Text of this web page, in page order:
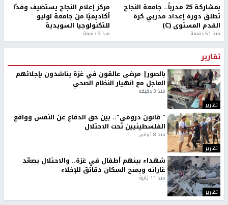
بمشاركة 25 مدرباً.. جامعة النجاح
تطلق دورة إعداد مدربي كرة
القدم المستوى (C)
منذ 51 دقيقة
مركز إعلام النجاح يستضيف وفدًا
أكاديميًا من جامعة لوليو
للتكنولوجيا السويدية
منذ 9 دقيقة
تقارير
تقارير
بالصور| مرضى عالقون في غزة يناشدون بإجلائهم
العاجل مع انهيار النظام الصحي
منذ 3 دقيقة
تقارير
" قانون درومي".. بين حق الدفاع عن النفس وواقع
الفلسطينيين تحت الاحتلال
منذ 8 ثواني
تقارير
شهداء بينهم أطفال في غزة.. والاحتلال يصعّد
غاراته ويمنح السكان دقائق للإخلاء
منذ 11 ثانية